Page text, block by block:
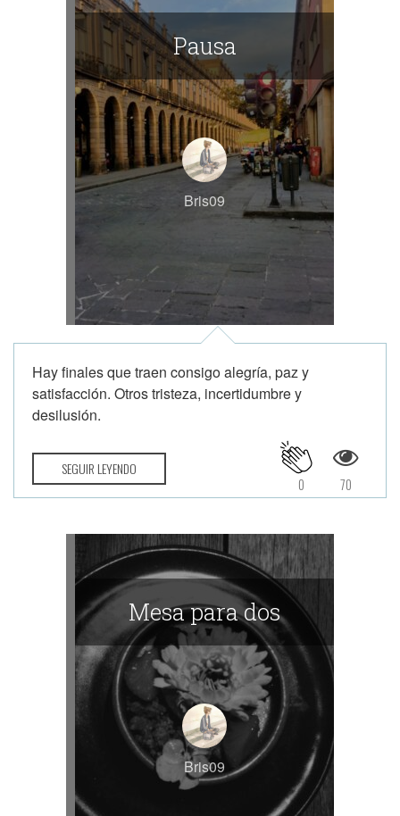
Pausa
Bris09
Hay finales que traen consigo alegría, paz y
satisfacción. Otros tristeza, incertidumbre y
desilusión.
SEGUIR LEYENDO
70
0
Mesa para dos
Bris09